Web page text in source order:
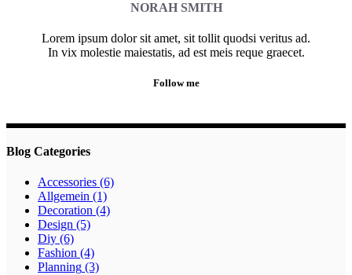
NORAH SMITH
Lorem ipsum dolor sit amet, sit tollit quodsi veritus ad.
In vix molestie maiestatis, ad est meis reque graecet.
Follow me
Blog Categories
Accessories (6)
Allgemein (1)
Decoration (4)
Design (5)
Diy (6)
Fashion (4)
Planning (3)